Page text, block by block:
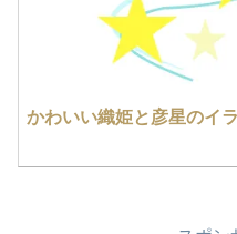
かわいい織姫と彦星のイ